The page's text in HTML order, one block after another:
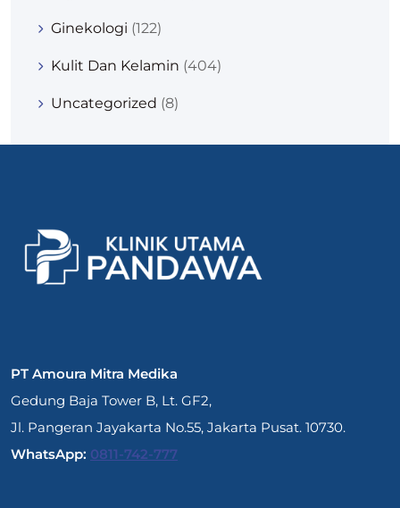
Ginekologi (122)
Kulit Dan Kelamin (404)
Uncategorized (8)
PT Amoura Mitra Medika
Gedung Baja Tower B, Lt. GF2,
Jl. Pangeran Jayakarta No.55, Jakarta Pusat. 10730.
WhatsApp: 0811-742-777